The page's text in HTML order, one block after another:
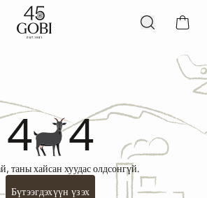
4 4
таны хайсан хуудас олдсонгүй.
Бүтээгдэхүүн үзэх